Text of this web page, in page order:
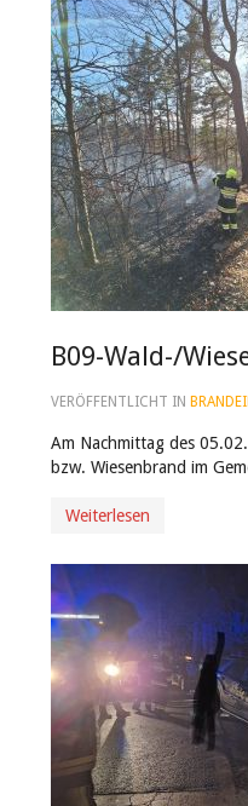
B09-Wald-/
VERÖFFENTLICHT IN
Am Nachmittag des
bzw. Wiesenbrand im
Weiterlesen